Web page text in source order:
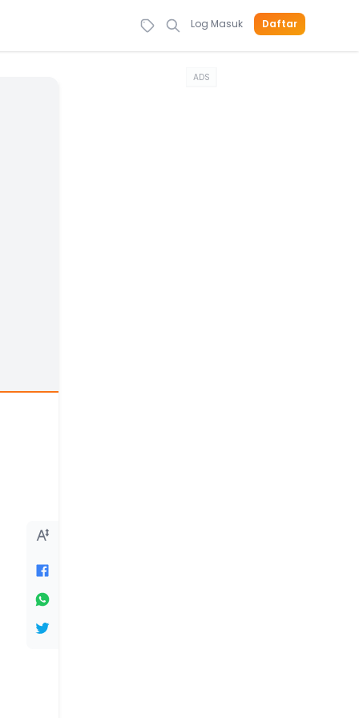
Log Masuk Daftar
ADS